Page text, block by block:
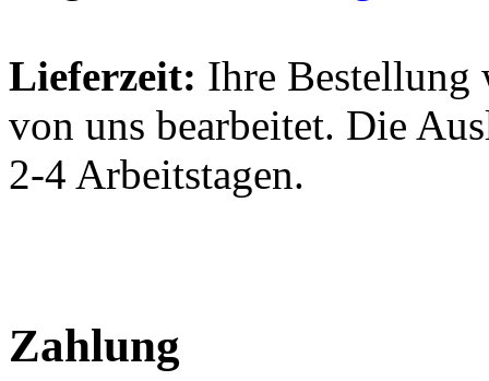
Lieferzeit: Ihre Bestellung
von uns bearbeitet. Die
2-4 Arbeitstagen.
Zahlung